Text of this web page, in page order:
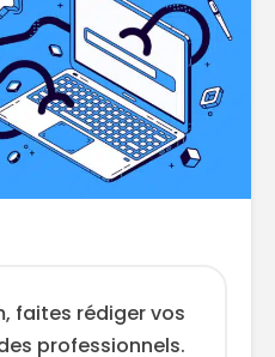
faites rédiger vos
professionnels.